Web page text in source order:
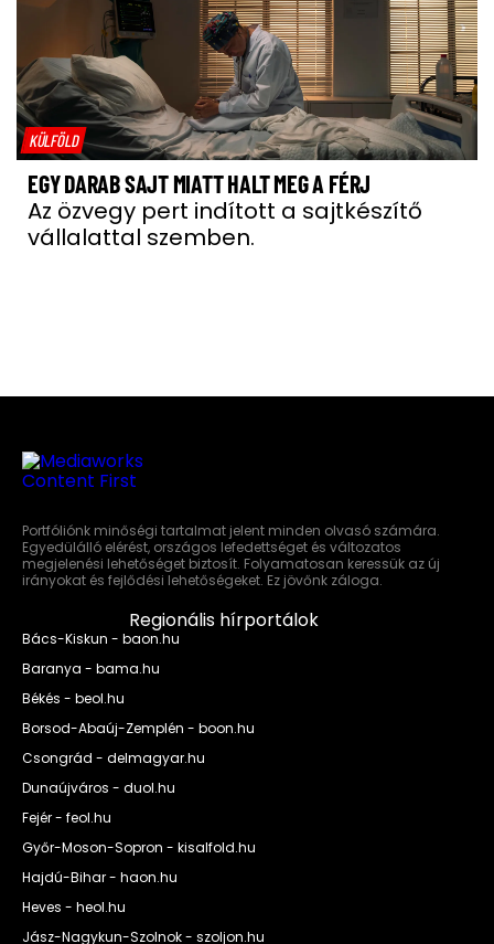
KÜLFÖLD
EGY DARAB SAJT MIATT HALT MEG A FÉRJ
Az özvegy pert indított a sajtkészítő
vállalattal szemben.
Portfóliónk minőségi tartalmat jelent minden olvasó számára.
Egyedülálló elérést, országos lefedettséget és változatos
megjelenési lehetőséget biztosít. Folyamatosan keressük az új
irányokat és fejlődési lehetőségeket. Ez jövőnk záloga.
Regionális hírportálok
Bács-Kiskun - baon.hu
Baranya - bama.hu
Békés - beol.hu
Borsod-Abaúj-Zemplén - boon.hu
Csongrád - delmagyar.hu
Dunaújváros - duol.hu
Fejér - feol.hu
Győr-Moson-Sopron - kisalfold.hu
Hajdú-Bihar - haon.hu
Heves - heol.hu
Jász-Nagykun-Szolnok - szoljon.hu